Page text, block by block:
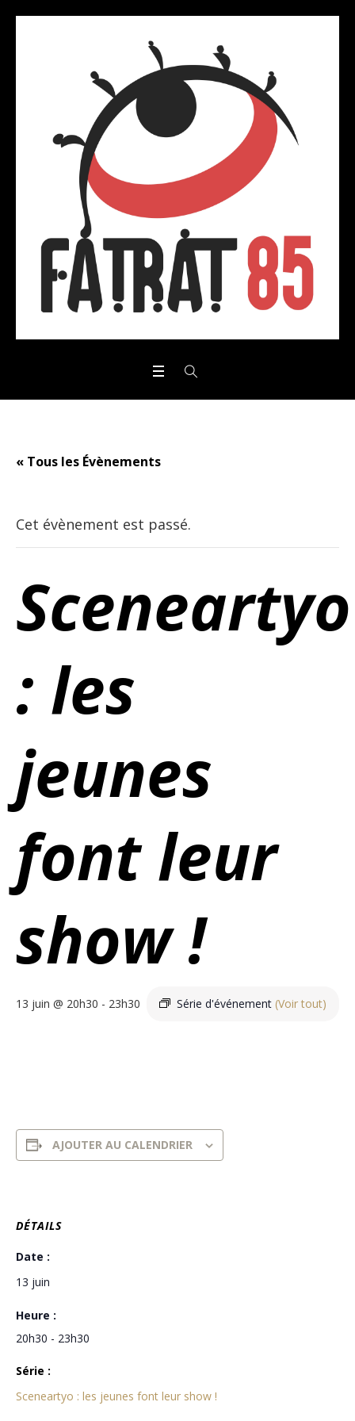
« Tous les Évènements
Cet évènement est passé.
Sceneartyo
: les
jeunes
font leur
show !
13 juin @ 20h30 - 23h30 Série d'événement (Voir tout)
AJOUTER AU CALENDRIER
DÉTAILS
Date :
13 juin
Heure :
20h30 - 23h30
Série :
Sceneartyo : les jeunes font leur show !